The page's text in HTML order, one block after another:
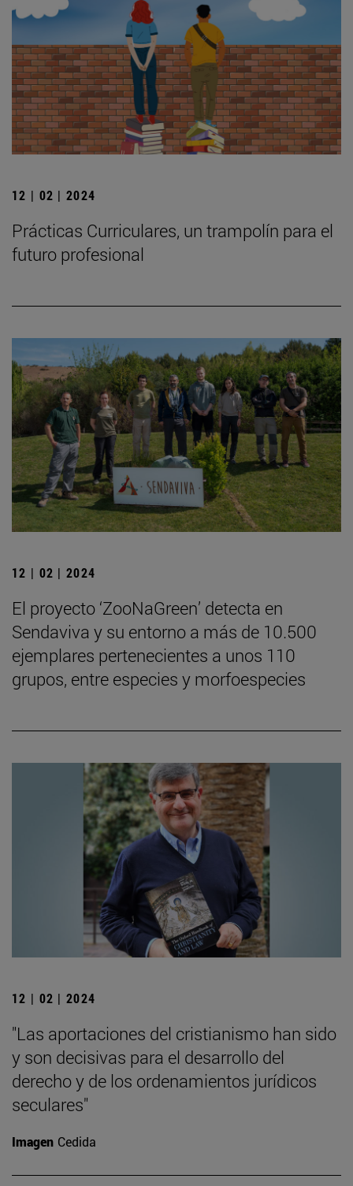
12 | 02 | 2024
Prácticas Curriculares, un trampolín para el
futuro profesional
12 | 02 | 2024
El proyecto ‘ZooNaGreen’ detecta en
Sendaviva y su entorno a más de 10.500
ejemplares pertenecientes a unos 110
grupos, entre especies y morfoespecies
12 | 02 | 2024
"Las aportaciones del cristianismo han sido
y son decisivas para el desarrollo del
derecho y de los ordenamientos jurídicos
seculares"
Imagen Cedida